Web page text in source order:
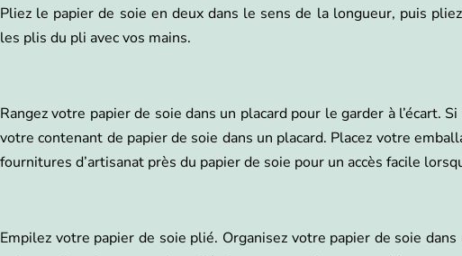
Pliez le papier de soie en deux dans le sens de la longueur, puis
les plis du pli avec vos mains.
Rangez votre papier de soie dans un placard pour le garder à l’écart.
votre contenant de papier de soie dans un placard. Placez votre
fournitures d’artisanat près du papier de soie pour un accès facile
Empilez votre papier de soie plié. Organisez votre papier de soie